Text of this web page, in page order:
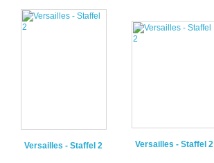
Versailles - Staffel 2 Versailles - Staffel 2